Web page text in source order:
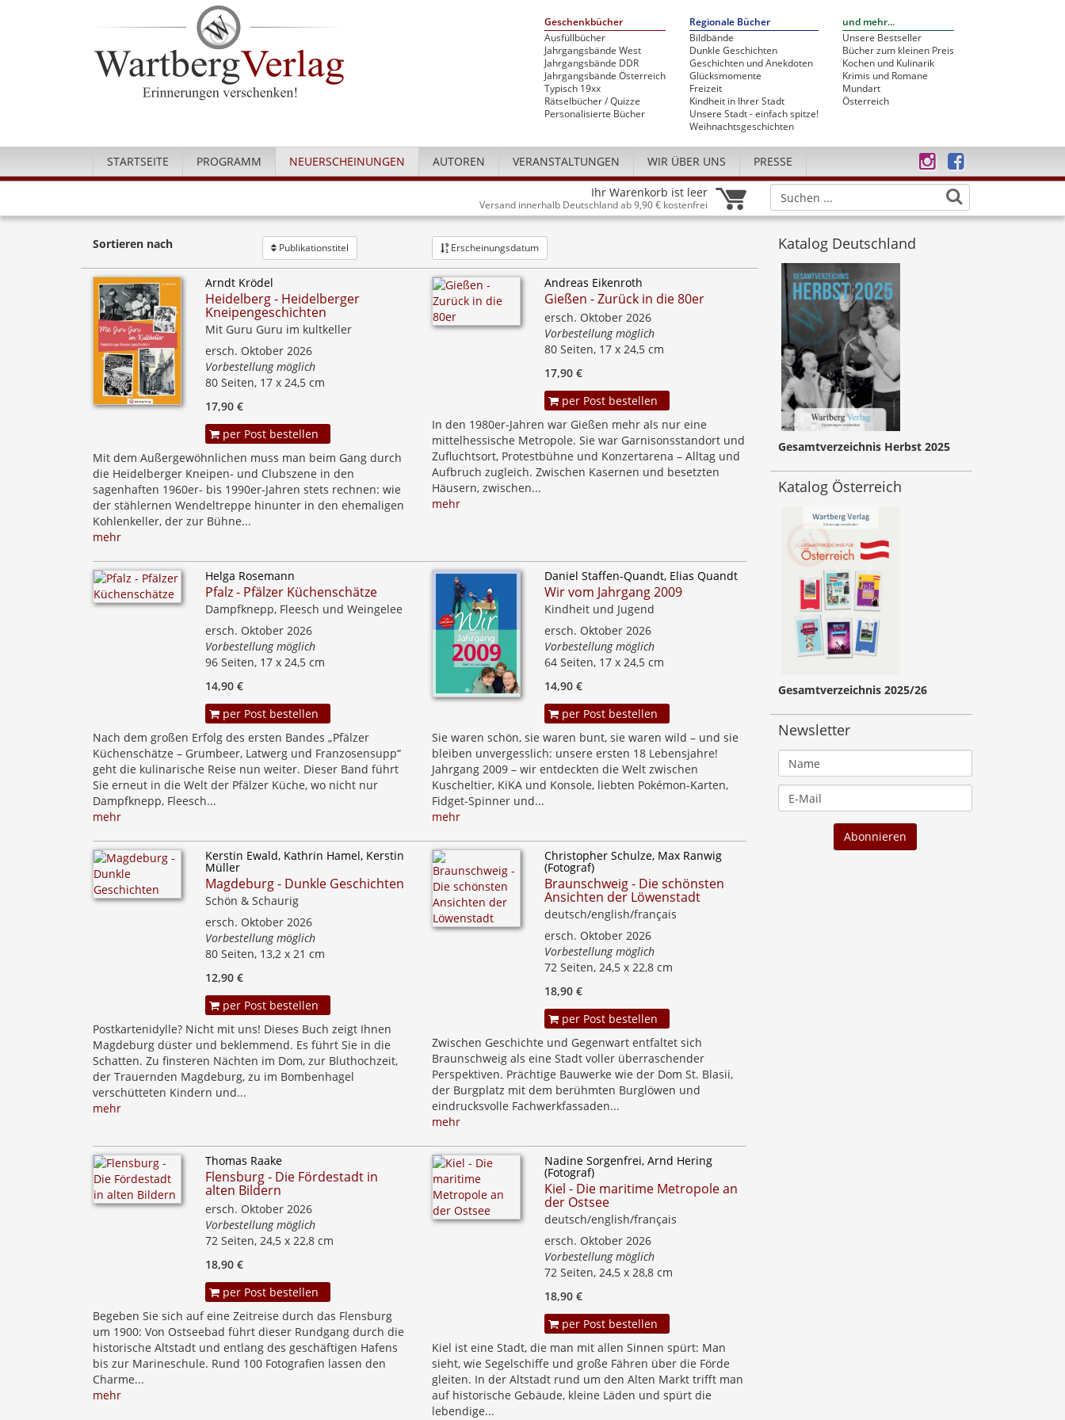
Geschenkbücher
Ausfüllbücher
Jahrgangsbände West
Jahrgangsbände DDR
Jahrgangsbände Österreich
Typisch 19xx
Rätselbücher / Quizze
Personalisierte Bücher
Regionale Bücher
Bildbände
Dunkle Geschichten
Geschichten und Anekdoten
Glücksmomente
Freizeit
Kindheit in Ihrer Stadt
Unsere Stadt - einfach spitze!
Weihnachtsgeschichten
und mehr...
Unsere Bestseller
Bücher zum kleinen Preis
Kochen und Kulinarik
Krimis und Romane
Mundart
Österreich
STARTSEITE PROGRAMM NEUERSCHEINUNGEN AUTOREN VERANSTALTUNGEN WIR ÜBER UNS PRESSE
Ihr Warenkorb ist leer
Versand innerhalb Deutschland ab 9,90 € kostenfrei
Sortieren nach Publikationstitel Erscheinungsdatum
Arndt Krödel
Heidelberg - Heidelberger
Kneipengeschichten
Mit Guru Guru im kultkeller
ersch. Oktober 2026
Vorbestellung möglich
80 Seiten, 17 x 24,5 cm
17,90 €
per Post bestellen
Mit dem Außergewöhnlichen muss man beim Gang durch
die Heidelberger Kneipen- und Clubszene in den
sagenhaften 1960er- bis 1990er-Jahren stets rechnen: wie
der stählernen Wendeltreppe hinunter in den ehemaligen
Kohlenkeller, der zur Bühne...
mehr
Andreas Eikenroth
Gießen - Zurück in die 80er
ersch. Oktober 2026
Vorbestellung möglich
80 Seiten, 17 x 24,5 cm
17,90 €
per Post bestellen
In den 1980er-Jahren war Gießen mehr als nur eine
mittelhessische Metropole. Sie war Garnisonsstandort und
Zufluchtsort, Protestbühne und Konzertarena – Alltag und
Aufbruch zugleich. Zwischen Kasernen und besetzten
Häusern, zwischen...
mehr
Helga Rosemann
Pfalz - Pfälzer Küchenschätze
Dampfknepp, Fleesch und Weingelee
ersch. Oktober 2026
Vorbestellung möglich
96 Seiten, 17 x 24,5 cm
14,90 €
per Post bestellen
Nach dem großen Erfolg des ersten Bandes „Pfälzer
Küchenschätze – Grumbeer, Latwerg und Franzosensupp“
geht die kulinarische Reise nun weiter. Dieser Band führt
Sie erneut in die Welt der Pfälzer Küche, wo nicht nur
Dampfknepp, Fleesch...
mehr
Daniel Staffen-Quandt, Elias Quandt
Wir vom Jahrgang 2009
Kindheit und Jugend
ersch. Oktober 2026
Vorbestellung möglich
64 Seiten, 17 x 24,5 cm
14,90 €
per Post bestellen
Sie waren schön, sie waren bunt, sie waren wild – und sie
bleiben unvergesslich: unsere ersten 18 Lebensjahre!
Jahrgang 2009 – wir entdeckten die Welt zwischen
Kuscheltier, KiKA und Konsole, liebten Pokémon-Karten,
Fidget-Spinner und...
mehr
Kerstin Ewald, Kathrin Hamel, Kerstin
Müller
Magdeburg - Dunkle Geschichten
Schön & Schaurig
ersch. Oktober 2026
Vorbestellung möglich
80 Seiten, 13,2 x 21 cm
12,90 €
per Post bestellen
Postkartenidylle? Nicht mit uns! Dieses Buch zeigt Ihnen
Magdeburg düster und beklemmend. Es führt Sie in die
Schatten. Zu finsteren Nächten im Dom, zur Bluthochzeit,
der Trauernden Magdeburg, zu im Bombenhagel
verschütteten Kindern und...
mehr
Christopher Schulze, Max Ranwig
(Fotograf)
Braunschweig - Die schönsten
Ansichten der Löwenstadt
deutsch/english/français
ersch. Oktober 2026
Vorbestellung möglich
72 Seiten, 24,5 x 22,8 cm
18,90 €
per Post bestellen
Zwischen Geschichte und Gegenwart entfaltet sich
Braunschweig als eine Stadt voller überraschender
Perspektiven. Prächtige Bauwerke wie der Dom St. Blasii,
der Burgplatz mit dem berühmten Burglöwen und
eindrucksvolle Fachwerkfassaden...
mehr
Thomas Raake
Flensburg - Die Fördestadt in
alten Bildern
ersch. Oktober 2026
Vorbestellung möglich
72 Seiten, 24,5 x 22,8 cm
18,90 €
per Post bestellen
Begeben Sie sich auf eine Zeitreise durch das Flensburg
um 1900: Von Ostseebad führt dieser Rundgang durch die
historische Altstadt und entlang des geschäftigen Hafens
bis zur Marineschule. Rund 100 Fotografien lassen den
Charme...
mehr
Nadine Sorgenfrei, Arnd Hering
(Fotograf)
Kiel - Die maritime Metropole an
der Ostsee
deutsch/english/français
ersch. Oktober 2026
Vorbestellung möglich
72 Seiten, 24,5 x 28,8 cm
18,90 €
per Post bestellen
Kiel ist eine Stadt, die man mit allen Sinnen spürt: Man
sieht, wie Segelschiffe und große Fähren über die Förde
gleiten. In der Altstadt rund um den Alten Markt trifft man
auf historische Gebäude, kleine Läden und spürt die
lebendige...
Katalog Deutschland
Gesamtverzeichnis Herbst 2025
Katalog Österreich
Gesamtverzeichnis 2025/26
Newsletter